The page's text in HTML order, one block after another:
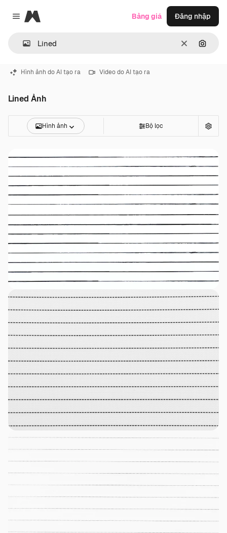
Close menu
Magnific
ThôngTìm
Bảng giá Đăng nhập
Hình ảnh do AI tạo ra Video do AI tạo ra
Lined Ảnh
Hình ảnh Bộ lọc